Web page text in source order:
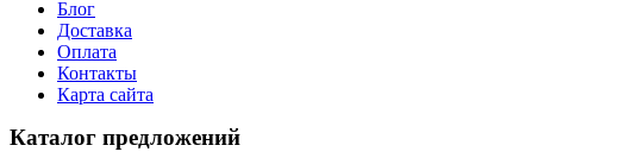
Блог
Доставка
Оплата
Контакты
Карта сайта
Каталог предложений